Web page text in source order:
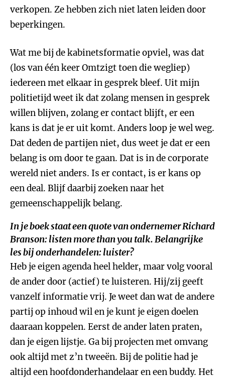
verkopen. Ze hebben zich niet laten leiden door
beperkingen.
Wat me bij de kabinetsformatie opviel, was dat
(los van één keer Omtzigt toen die wegliep)
iedereen met elkaar in gesprek bleef. Uit mijn
politietijd weet ik dat zolang mensen in gesprek
willen blijven, zolang er contact blijft, er een
kans is dat je er uit komt. Anders loop je wel weg.
Dat deden de partijen niet, dus weet je dat er een
belang is om door te gaan. Dat is in de corporate
wereld niet anders. Is er contact, is er kans op
een deal. Blijf daarbij zoeken naar het
gemeenschappelijk belang.
In je boek staat een quote van ondernemer Richard
Branson: listen more than you talk. Belangrijke
les bij onderhandelen: luister?
Heb je eigen agenda heel helder, maar volg vooral
de ander door (actief) te luisteren. Hij/zij geeft
vanzelf informatie vrij. Je weet dan wat de andere
partij op inhoud wil en je kunt je eigen doelen
daaraan koppelen. Eerst de ander laten praten,
dan je eigen lijstje. Ga bij projecten met omvang
ook altijd met z’n tweeën. Bij de politie had je
altijd een hoofdonderhandelaar en een buddy. Het